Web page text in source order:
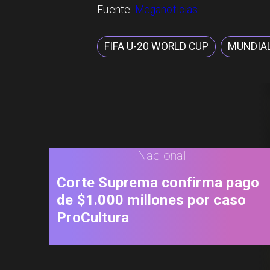
Fuente: Meganoticias
FIFA U-20 WORLD CUP
Nacional
Corte Suprema confirma pago
de $1.000 millones por caso
ProCultura